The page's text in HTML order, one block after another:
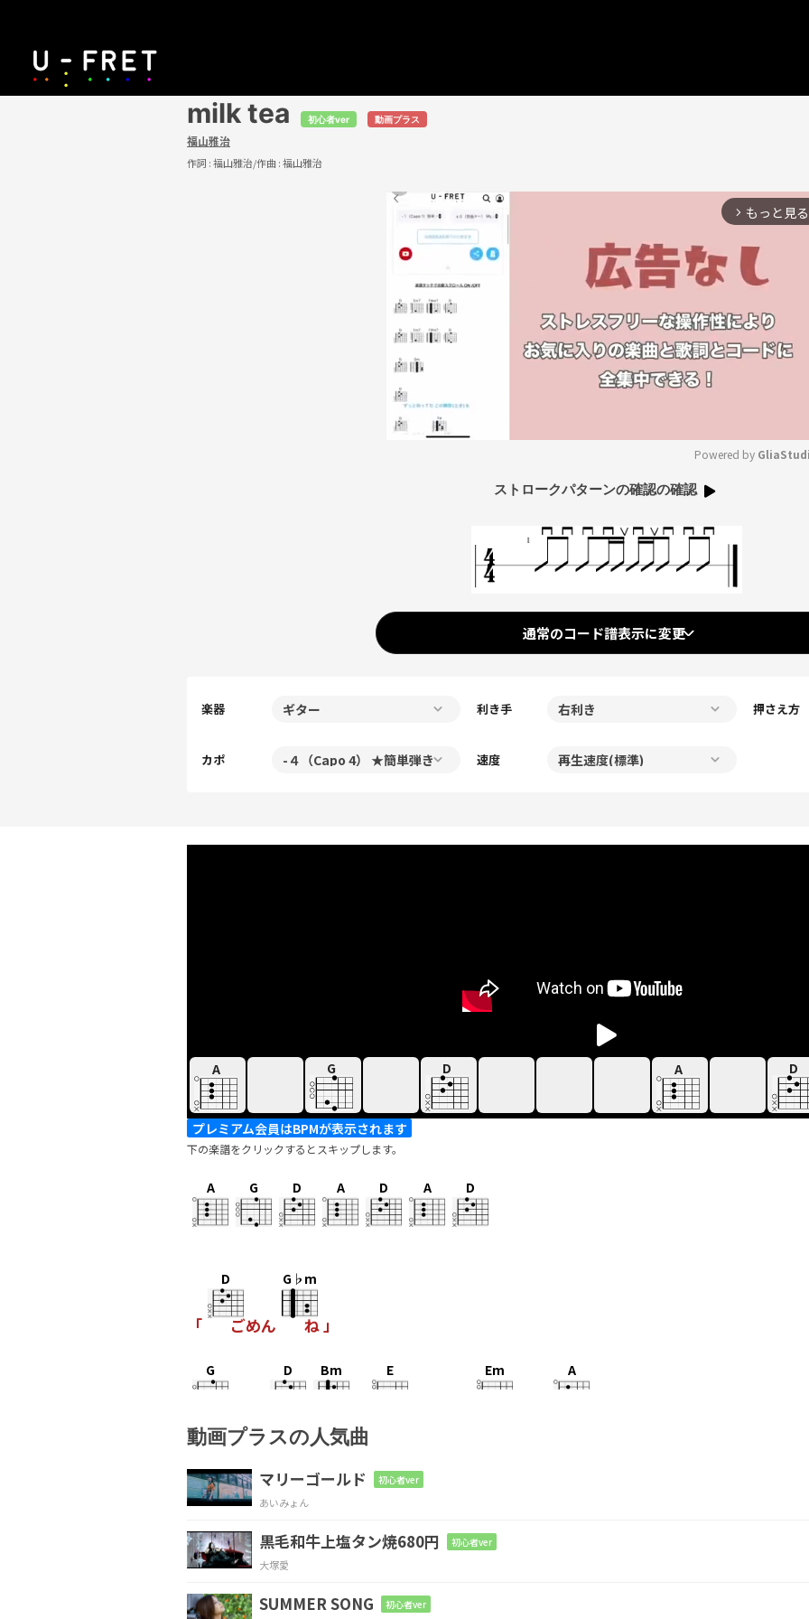
milk tea 初心者ver 動画プラス
福山雅治
作詞 :福山雅治/作曲 :福山雅治
arrow_forward_ios もっと見る
Powered by
ストロークパターンの確認の確認
通常のコード譜表示に変更
楽器 利き手 押さえ方
カポ 速度
A G D A D
プレミアム会員はBPMが表示されます
下の楽譜をクリックするとスキップします。
A G D A D A D
「
D
ごめん
G♭m
ね 」
G D Bm E Em A
「 ありがと
G
本当は
D
ね
Bm
いつで
E
も思って
Em
動画プラスの人気曲
マリーゴールド 初心者ver
あいみょん
黒毛和牛上塩タン焼680円 初心者ver
大塚愛
SUMMER SONG 初心者ver